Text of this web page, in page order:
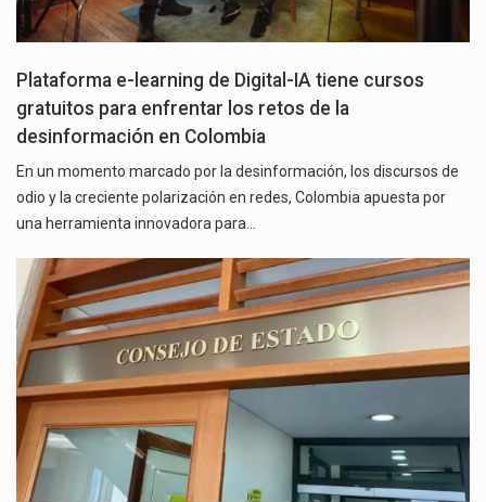
Plataforma e-learning de Digital-IA tiene cursos
gratuitos para enfrentar los retos de la
desinformación en Colombia
En un momento marcado por la desinformación, los discursos de
odio y la creciente polarización en redes, Colombia apuesta por
una herramienta innovadora para…